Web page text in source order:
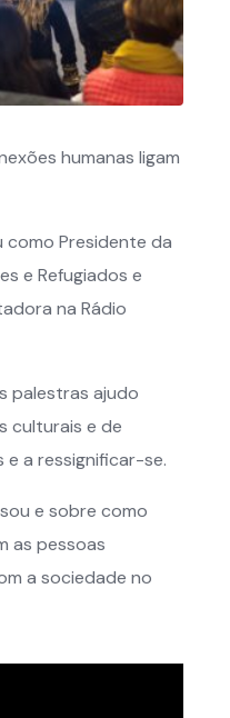
humanas ligam
como Presidente da
e Refugiados e
na Rádio
palestras ajudo
culturais e de
e a ressignificar-se.
e sobre como
as pessoas
a sociedade no